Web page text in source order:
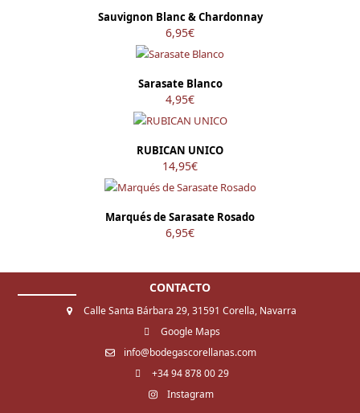
Sauvignon Blanc & Chardonnay
6,95€
Sarasate Blanco
4,95€
RUBICAN UNICO
14,95€
Marqués de Sarasate Rosado
6,95€
CONTACTO
Calle Santa Bárbara 29, 31591 Corella, Navarra
Google Maps
info@bodegascorellanas.com
+34 94 878 00 29
Instagram